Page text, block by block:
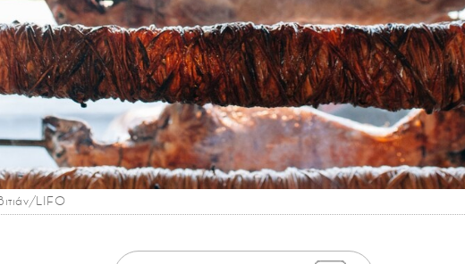
LIFO